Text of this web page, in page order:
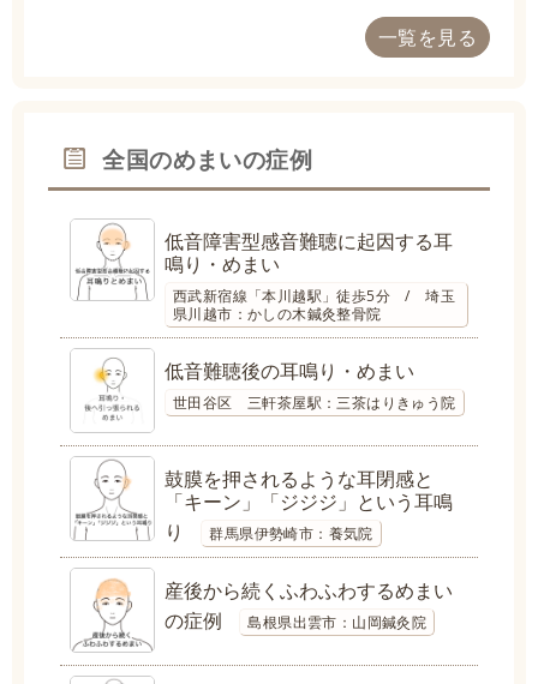
一覧を見る
全国のめまいの症例
低音障害型感音難聴に起因する耳
鳴り・めまい
西武新宿線「本川越駅」徒歩5分 / 埼玉
県川越市：かしの木鍼灸整骨院
低音難聴後の耳鳴り・めまい
世田谷区 三軒茶屋駅：三茶はりきゅう院
鼓膜を押されるような耳閉感と
「キーン」「ジジジ」という耳鳴
り
群馬県伊勢崎市：養気院
産後から続くふわふわするめまい
の症例
島根県出雲市：山岡鍼灸院